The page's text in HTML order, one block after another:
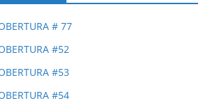
# 77
#52
#53
#54